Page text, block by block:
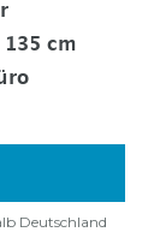
135 cm
Deutschland